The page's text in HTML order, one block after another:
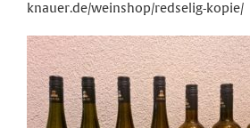
knauer.de/weinshop/redselig-kopie/